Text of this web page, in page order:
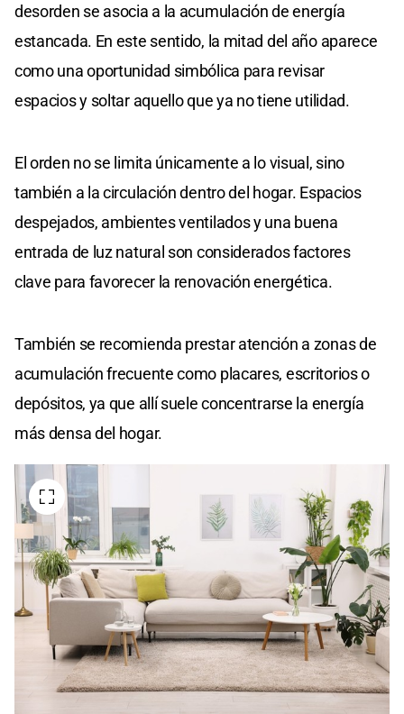
desorden se asocia a la acumulación de energía
estancada. En este sentido, la mitad del año aparece
como una oportunidad simbólica para revisar
espacios y soltar aquello que ya no tiene utilidad.
El orden no se limita únicamente a lo visual, sino
también a la circulación dentro del hogar. Espacios
despejados, ambientes ventilados y una buena
entrada de luz natural son considerados factores
clave para favorecer la renovación energética.
También se recomienda prestar atención a zonas de
acumulación frecuente como placares, escritorios o
depósitos, ya que allí suele concentrarse la energía
más densa del hogar.